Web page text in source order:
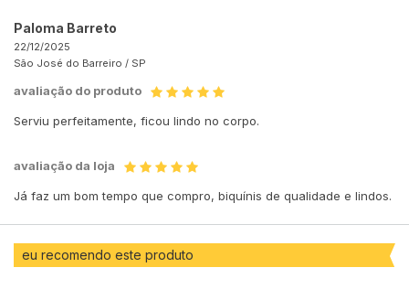
Paloma Barreto
22/12/2025
São José do Barreiro / SP
avaliação do produto
Serviu perfeitamente, ficou lindo no corpo.
avaliação da loja
Já faz um bom tempo que compro, biquínis de qualidade e lindos.
eu recomendo este produto